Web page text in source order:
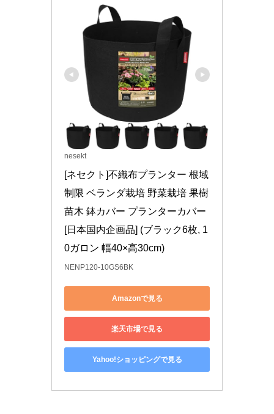
nesekt
[ネセクト]不織布プランター 根域
制限 ベランダ栽培 野菜栽培 果樹
苗木 鉢カバー プランターカバー
[日本国内企画品] (ブラック6枚, 1
0ガロン 幅40×高30cm)
NENP120-10GS6BK
Amazonで見る
楽天市場で見る
Yahoo!ショッピングで見る